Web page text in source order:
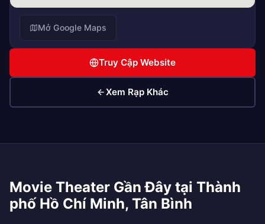
Mở Google Maps
Truy Cập Website
Xem Rạp Khác
Movie Theater Gần Đây tại Thành
phố Hồ Chí Minh, Tân Bình